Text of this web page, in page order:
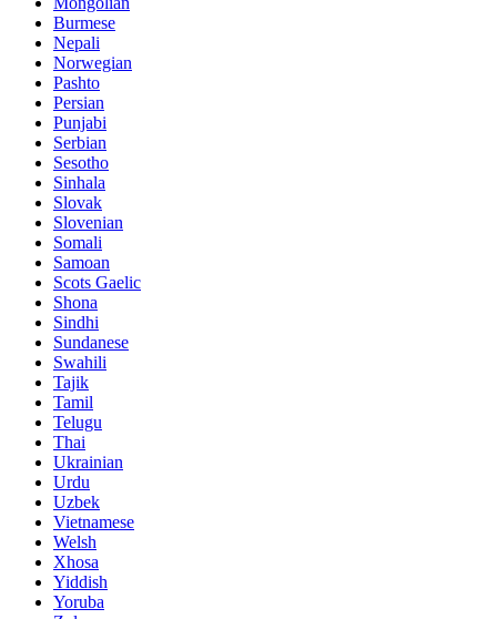
Burmese
Nepali
Norwegian
Pashto
Persian
Punjabi
Serbian
Sesotho
Sinhala
Slovak
Slovenian
Somali
Samoan
Scots Gaelic
Shona
Sindhi
Sundanese
Swahili
Tajik
Tamil
Telugu
Thai
Ukrainian
Urdu
Uzbek
Vietnamese
Welsh
Xhosa
Yiddish
Yoruba